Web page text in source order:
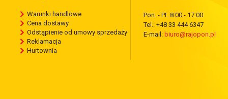
Warunki handlowe
Cena dostawy
Odstąpienie od umowy sprzedaży
Reklamacja
Hurtownia
Pon. - Pt. 8:00 - 17:00
Tel.: +48 33 444 6347
E-mail: biuro@rajopon.pl